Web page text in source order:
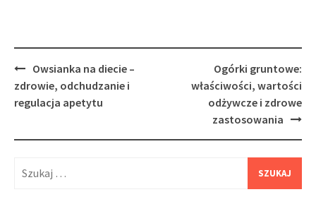
Post
navigation
Owsianka na diecie –
zdrowie, odchudzanie i
regulacja apetytu
Ogórki gruntowe:
właściwości, wartości
odżywcze i zdrowe
zastosowania